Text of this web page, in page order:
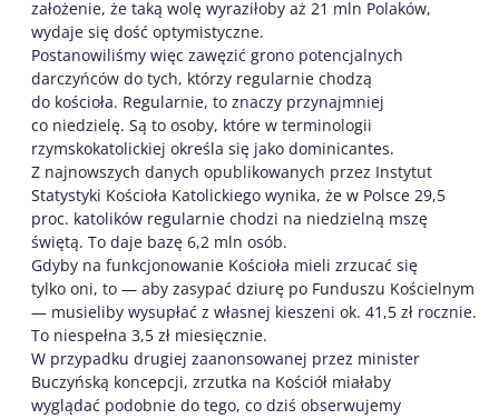
założenie, że taką wolę wyraziłoby aż 21 mln Polaków,
wydaje się dość optymistyczne.
Postanowiliśmy więc zawęzić grono potencjalnych
darczyńców do tych, którzy regularnie chodzą
do kościoła. Regularnie, to znaczy przynajmniej
co niedzielę. Są to osoby, które w terminologii
rzymskokatolickiej określa się jako dominicantes.
Z najnowszych danych opublikowanych przez Instytut
Statystyki Kościoła Katolickiego wynika, że w Polsce 29,5
proc. katolików regularnie chodzi na niedzielną mszę
świętą. To daje bazę 6,2 mln osób.
Gdyby na funkcjonowanie Kościoła mieli zrzucać się
tylko oni, to — aby zasypać dziurę po Funduszu Kościelnym
— musieliby wysupłać z własnej kieszeni ok. 41,5 zł rocznie.
To niespełna 3,5 zł miesięcznie.
W przypadku drugiej zaanonsowanej przez minister
Buczyńską koncepcji, zrzutka na Kościół miałaby
wyglądać podobnie do tego, co dziś obserwujemy